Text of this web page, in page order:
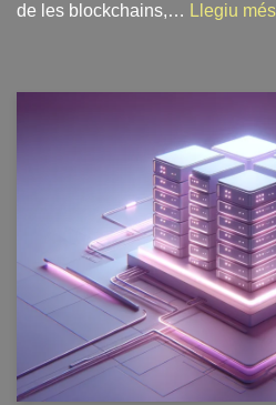
de les blockchains,…
Llegiu